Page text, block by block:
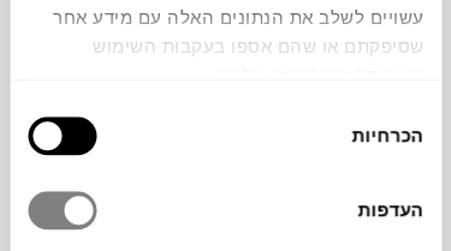
עשויים לשלב את הנתונים האלה עם מידע אחר
שסיפקתם או שהם אספו בעקבות השימוש
הסכמה
הכרחיות
העדפות
Kristaliaעוצב
על ידי Lucidi Pevere. כסא קל וחזק המתאים
המאפשר הערמה של עד עשרה כסאות. הכסא
מיוצר בטכנולוגיה חדשנית ומותאם לשימוש